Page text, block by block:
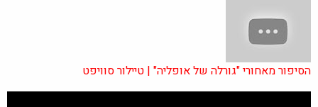
הסיפור מאחורי "גורלה של אופליה" | טיילור סוויפט